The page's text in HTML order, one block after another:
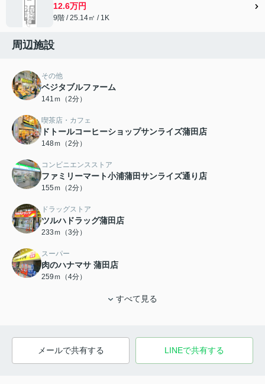
12.6万円
9階 / 25.14㎡ / 1K
周辺施設
その他
ベジタブルファーム
141ｍ（2分）
喫茶店・カフェ
ドトールコーヒーショップサンライズ蒲田店
148ｍ（2分）
コンビニエンスストア
ファミリーマート小浦蒲田サンライズ通り店
155ｍ（2分）
ドラッグストア
ツルハドラッグ蒲田店
233ｍ（3分）
スーパー
肉のハナマサ 蒲田店
259ｍ（4分）
すべて見る
メールで共有する LINEで共有する